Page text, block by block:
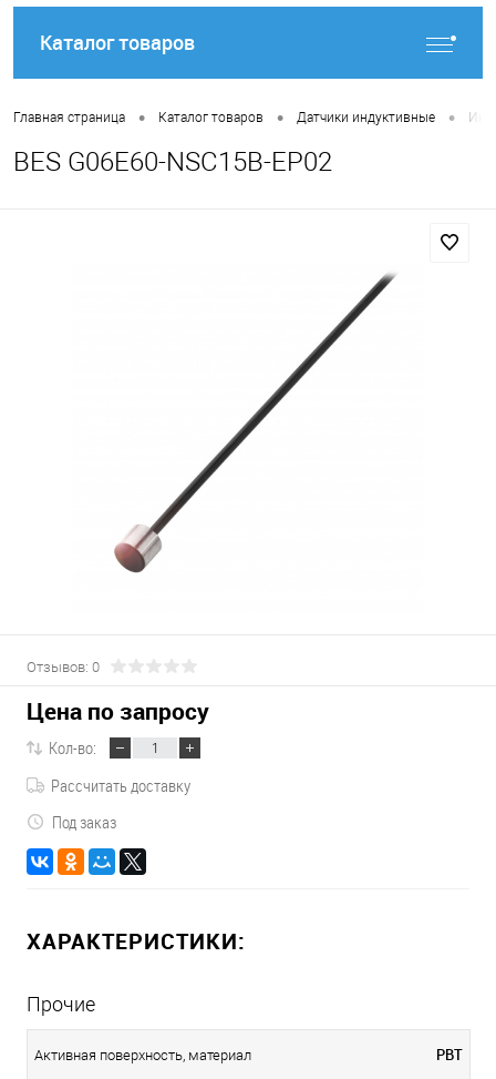
Каталог товаров
Главная страница • Каталог товаров • Датчики индуктивные •
BES G06E60-NSC15B-EP02
Отзывов: 0
Цена по запросу
Кол-во:
Рассчитать доставку
Под заказ
ХАРАКТЕРИСТИКИ:
Прочие
Активная поверхность, материал PBT